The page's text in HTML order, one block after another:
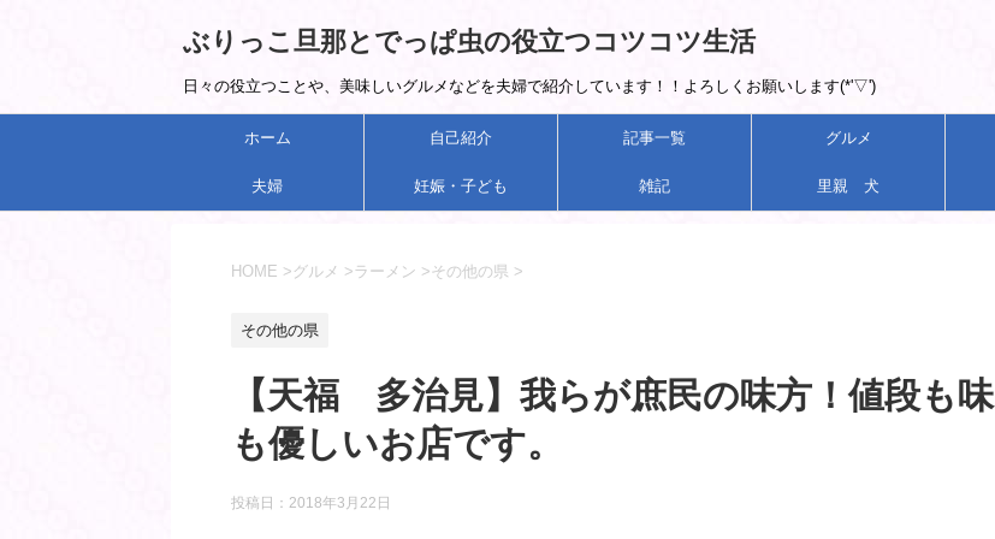
ぶりっこ旦那とでっぱ虫の役立つコツコツ生活
日々の役立つことや、美味しいグルメなどを夫婦で紹介しています！！よろしくお願いします(*'▽')
ホーム 自己紹介 記事一覧 グルメ
夫婦 妊娠・子ども 雑記 里親 犬
HOME > グルメ >ラーメン >その他の県 >
その他の県
【天福 多治見】我らが庶民の味方！値段も味
も優しいお店です。
投稿日： 2018年3月22日